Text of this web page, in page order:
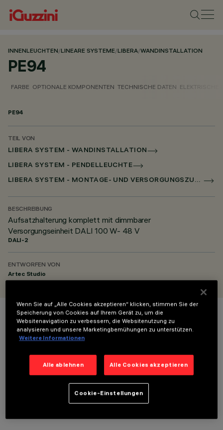
INNENLEUCHTEN/LINEARE SYSTEME/LIBERA/WANDINSTALLATION
PE94
FARBE OPTIONALE KOMPONENTEN TECHNISCHE DATEN ELEKTRISCHE
PE94
TEIL VON
LIBERA SYSTEM - WANDINSTALLATION
LIBERA SYSTEM - PENDELLEUCHTE
LIBERA SYSTEM - MONTAGE- UND VERSORGUNGSZUBEHÖR
BESCHREIBUNG
Aufsatzhalterung komplett mit dimmbarer
Versorgungseinheit DALI 100 W- 48 V
DALI-2
ENTWORFEN VON
Artec Studio
FARBE
OPTIONALE KOMPONENTEN
Wenn Sie auf „Alle Cookies akzeptieren“ klicken, stimmen Sie der
Speicherung von Cookies auf Ihrem Gerät zu, um die
Websitenavigation zu verbessern, die Websitenutzung zu
analysieren und unsere Marketingbemühungen zu unterstützen.
Weitere Informationen
Alle ablehnen Alle Cookies akzeptieren
Cookie-Einstellungen